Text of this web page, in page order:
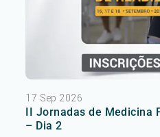
17 Sep 2026
II Jornadas de Medicina
– Dia 2